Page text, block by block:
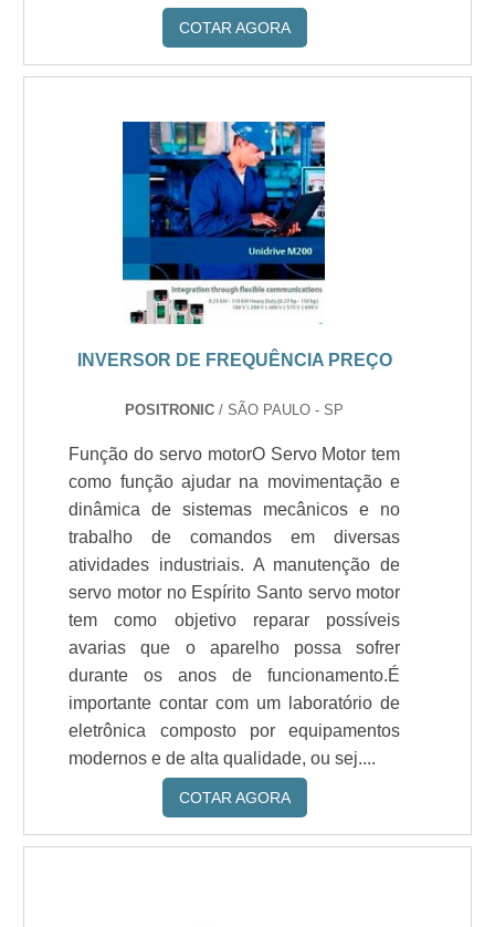
COTAR AGORA
INVERSOR DE FREQUÊNCIA PREÇO
POSITRONIC / SÃO PAULO - SP
Função do servo motorO Servo Motor tem
como função ajudar na movimentação e
dinâmica de sistemas mecânicos e no
trabalho de comandos em diversas
atividades industriais. A manutenção de
servo motor no Espírito Santo servo motor
tem como objetivo reparar possíveis
avarias que o aparelho possa sofrer
durante os anos de funcionamento.É
importante contar com um laboratório de
eletrônica composto por equipamentos
modernos e de alta qualidade, ou sej....
COTAR AGORA